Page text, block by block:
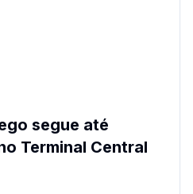
segue até
Terminal Central